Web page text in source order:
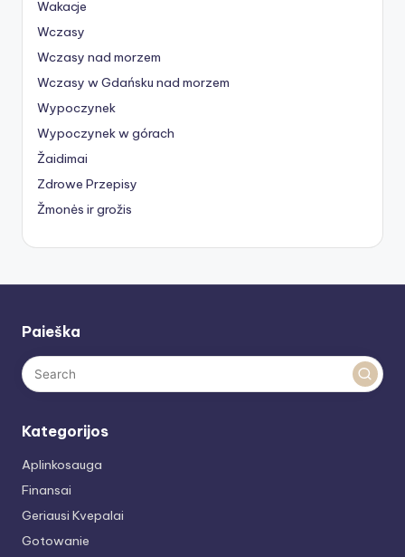
Wakacje
Wczasy
Wczasy nad morzem
Wczasy w Gdańsku nad morzem
Wypoczynek
Wypoczynek w górach
Žaidimai
Zdrowe Przepisy
Žmonės ir grožis
Paieška
Kategorijos
Aplinkosauga
Finansai
Geriausi Kvepalai
Gotowanie